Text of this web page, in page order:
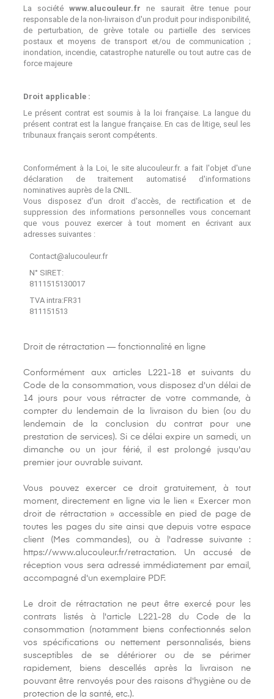
La sociétéwww.alucouleur.fr
ne saurait être tenue pour
responsable de la non-livraison d'un produit pour indisponibilité,
de perturbation, de grève totale ou partielle des services
postaux et moyens de transport et/ou de communication ;
inondation, incendie, catastrophe naturelle ou tout autre cas de
force majeure
Droit applicable :
Le présent contrat est soumis à la loi française. La langue du
présent contrat est la langue française. En cas de litige, seul les
tribunaux français seront compétents.
Conformément à la Loi, le site alucouleur.fr. a fait l'objet d'une
déclaration de traitement automatisé d'informations
nominatives auprès de la CNIL.
Vous disposez d'un droit d'accès, de rectification et de
suppression des informations personnelles vous concernant
que vous pouvez exercer à tout moment en écrivant aux
adresses suivantes :
Contact@alucouleur.fr
N° SIRET:
8111515130017
TVA intra:FR31
811151513
Droit de rétractation — fonctionnalité en ligne
Conformément aux articles L221-18 et suivants du
Code de la consommation, vous disposez d'un délai de
14 jours pour vous rétracter de votre commande, à
compter du lendemain de la livraison du bien (ou du
lendemain de la conclusion du contrat pour une
prestation de services). Si ce délai expire un samedi, un
dimanche ou un jour férié, il est prolongé jusqu'au
premier jour ouvrable suivant.
Vous pouvez exercer ce droit gratuitement, à tout
moment, directement en ligne via le lien « Exercer mon
droit de rétractation » accessible en pied de page de
toutes les pages du site ainsi que depuis votre espace
client (Mes commandes), ou à l'adresse suivante :
https://www.alucouleur.fr/retractation. Un accusé de
réception vous sera adressé immédiatement par email,
accompagné d'un exemplaire PDF.
Le droit de rétractation ne peut être exercé pour les
contrats listés à l'article L221-28 du Code de la
consommation (notamment biens confectionnés selon
vos spécifications ou nettement personnalisés, biens
susceptibles de se détériorer ou de se périmer
rapidement, biens descellés après la livraison ne
pouvant être renvoyés pour des raisons d'hygiène ou de
protection de la santé, etc.).